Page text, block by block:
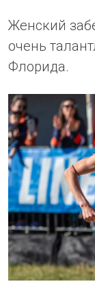
Женский
очень
Флорида.